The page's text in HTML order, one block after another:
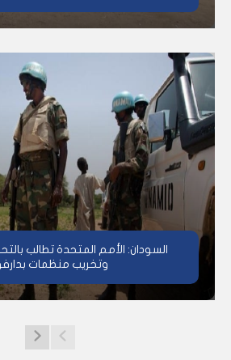
السودان: الأمم المتحدة تطالب
وتخريب منظمات